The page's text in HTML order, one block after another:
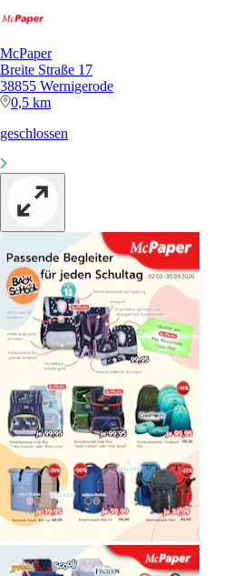
McPaper
Breite Straße 17
38855 Wernigerode
0,5 km
geschlossen